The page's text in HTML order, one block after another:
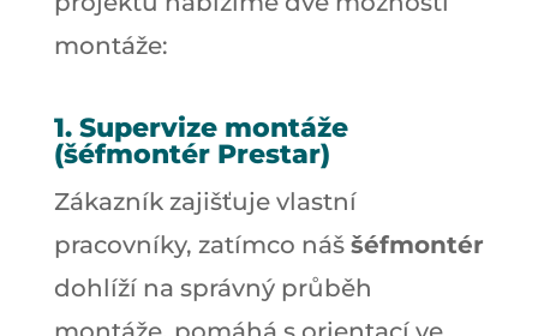
montáže:
1. Supervize montáže
(šéfmontér Prestar)
Zákazník zajišťuje vlastní
pracovníky, zatímco náš šéfmontér
dohlíží na správný průběh